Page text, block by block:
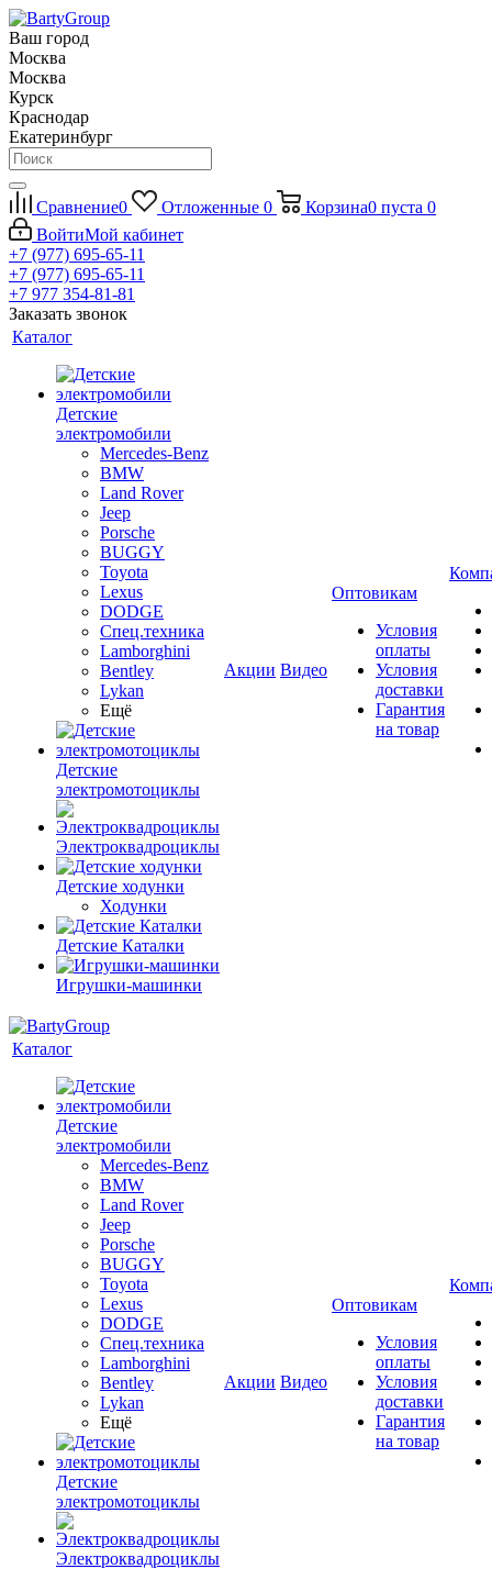
Ваш город
Москва
Москва
Курск
Краснодар
Екатеринбург
Сравнение0 Отложенные 0 Корзина0 пуста 0
ВойтиМой кабинет
+7 (977) 695-65-11
+7 (977) 695-65-11
+7 977 354-81-81
Заказать звонок
Каталог
Детские
электромобили
Mercedes-Benz
BMW
Land Rover
Jeep
Porsche
BUGGY
Toyota
Lexus
DODGE
Спец.техника
Lamborghini
Bentley
Lykan
Ещё
Детские
электромотоциклы
Электроквадроциклы
Детские ходунки
Ходунки
Детские Каталки
Игрушки-машинки
Акции Видео
Оптовикам
Условия
оплаты
Условия
доставки
Гарантия
на товар
Каталог
Детские
электромобили
Mercedes-Benz
BMW
Land Rover
Jeep
Porsche
BUGGY
Toyota
Lexus
DODGE
Спец.техника
Lamborghini
Bentley
Lykan
Ещё
Детские
электромотоциклы
Электроквадроциклы
Акции Видео
Оптовикам
Условия
оплаты
Условия
доставки
Гарантия
на товар